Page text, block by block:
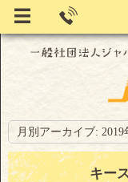
月別アーカイブ: 2019
キー